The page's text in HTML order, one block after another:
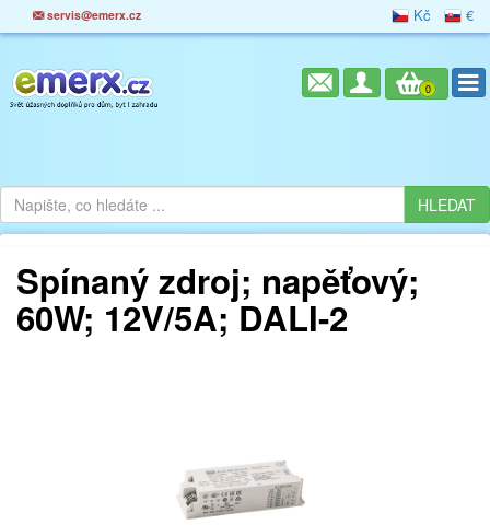
servis@emerx.cz Kč €
0
Spínaný zdroj; napěťový;
60W; 12V/5A; DALI-2